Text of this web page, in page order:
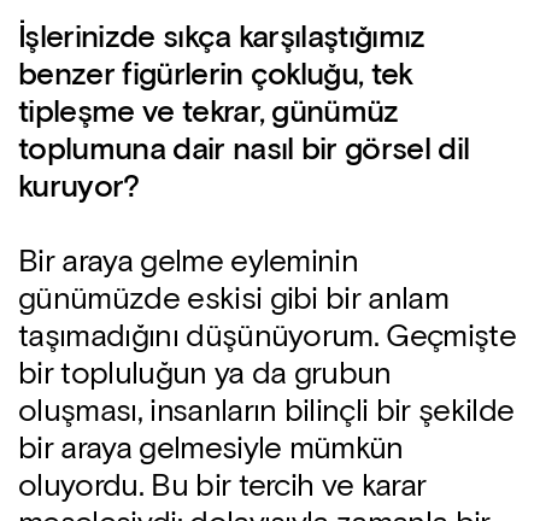
İşlerinizde sıkça karşılaştığımız
benzer figürlerin çokluğu, tek
tipleşme ve tekrar, günümüz
toplumuna dair nasıl bir görsel dil
kuruyor?
Bir araya gelme eyleminin
günümüzde eskisi gibi bir anlam
taşımadığını düşünüyorum. Geçmişte
bir topluluğun ya da grubun
oluşması, insanların bilinçli bir şekilde
bir araya gelmesiyle mümkün
oluyordu. Bu bir tercih ve karar